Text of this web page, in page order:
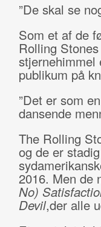
”De skal se
Som et af de
Rolling
stjernehimmel
publikum på
”Det er som
dansende
The Rolling
og de er
2016. Men de
No)
Devil,der alle